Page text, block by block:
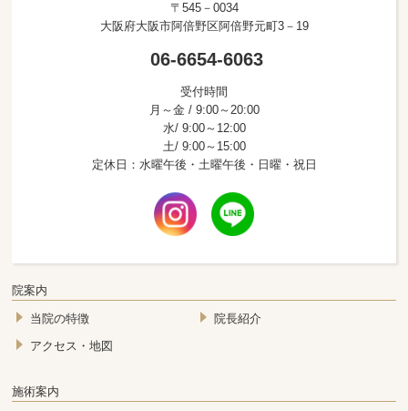
〒545－0034
大阪府大阪市阿倍野区阿倍野元町3－19
06-6654-6063
受付時間
月～金 / 9:00～20:00
水/ 9:00～12:00
土/ 9:00～15:00
定休日：水曜午後・土曜午後・日曜・祝日
院案内
当院の特徴
院長紹介
アクセス・地図
施術案内